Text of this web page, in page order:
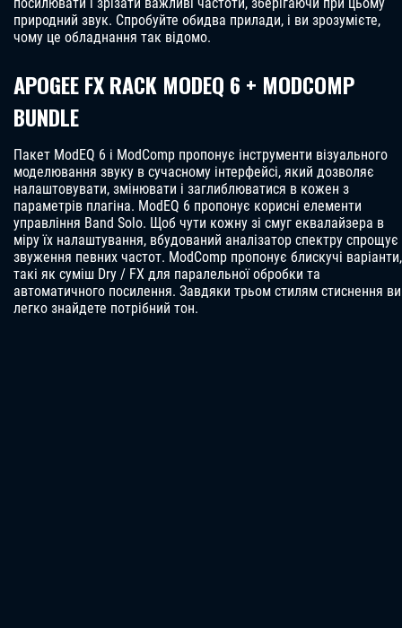
природний звук. Спробуйте обидва прилади, і ви зрозумієте,
чому це обладнання так відомо.
APOGEE FX RACK MODEQ 6 + MODCOMP
BUNDLE
Пакет ModEQ 6 і ModComp пропонує інструменти візуального
моделювання звуку в сучасному інтерфейсі, який дозволяє
налаштовувати, змінювати і заглиблюватися в кожен з
параметрів плагіна. ModEQ 6 пропонує корисні елементи
управління Band Solo. Щоб чути кожну зі смуг еквалайзера в
міру їх налаштування, вбудований аналізатор спектру спрощує
звуження певних частот. ModComp пропонує блискучі варіанти,
такі як суміш Dry / FX для паралельної обробки та
автоматичного посилення. Завдяки трьом стилям стиснення ви
легко знайдете потрібний тон.